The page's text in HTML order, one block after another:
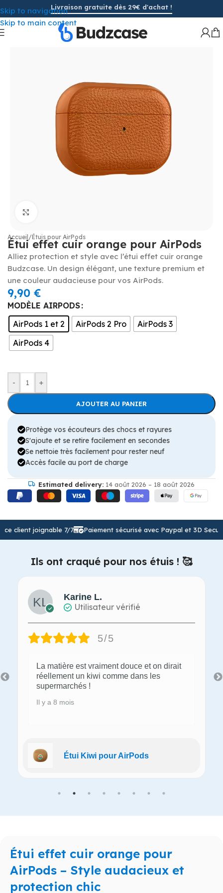
Skip to navigation
Skip to main content
Livraison gratuite dès 29€ d'achat !
Accueil /Étuis pour AirPods
Étui effet cuir orange pour AirPods
Alliez protection et style avec l’étui effet cuir orange
Budzcase. Un design élégant, une texture premium et
une couleur audacieuse pour vos AirPods.
9,90 €
MODÈLE AIRPODS
AirPods 1 et 2
AirPods 2 Pro
AirPods 3
AirPods 4
- +
AJOUTER AU PANIER
Protège vos écouteurs des chocs et rayures
S'ajoute et se retire facilement en secondes
Se nettoie très facilement pour rester neuf
Accès facile au port de charge
Estimated delivery:14 août 2026 – 18 août 2026
client joignable 7/7 Paiement sécurisé avec Paypal et 3D Secure
Ils ont craqué pour nos étuis ! 🥰
Karine L.
Utilisateur vérifié
5/5
La matière est vraiment douce et on dirait
réellement un kiwi comme dans les
supermarchés !
Il y a 8 mois
Étui Kiwi pour AirPods
Étui effet cuir orange pour
AirPods – Style audacieux et
protection chic